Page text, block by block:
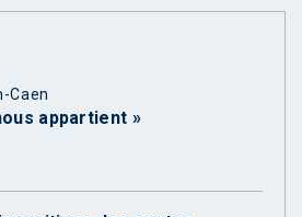
Caen
appartient »